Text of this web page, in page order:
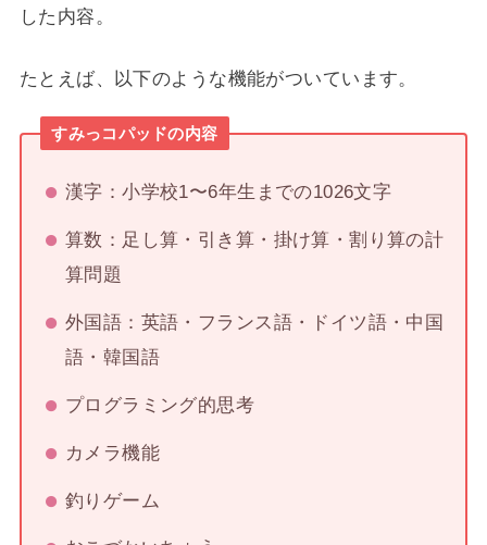
した内容。
たとえば、以下のような機能がついています。
すみっコパッドの内容
漢字：小学校1〜6年生までの1026文字
算数：足し算・引き算・掛け算・割り算の計
算問題
外国語：英語・フランス語・ドイツ語・中国
語・韓国語
プログラミング的思考
カメラ機能
釣りゲーム